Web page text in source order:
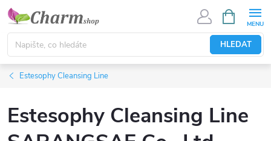
Přejít
obsah
HLEDAT
NÁKUPNÍ
KOŠÍK
Estesophy Cleansing Line
Estesophy Cleansing Line